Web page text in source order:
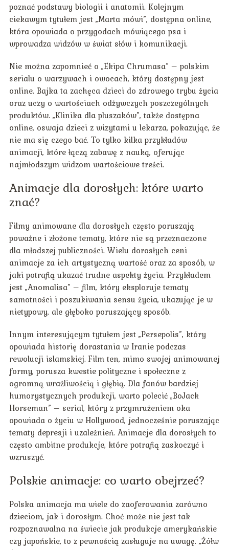
poznać podstawy biologii i anatomii. Kolejnym
ciekawym tytułem jest „Marta mówi”, dostępna online,
która opowiada o przygodach mówiącego psa i
wprowadza widzów w świat słów i komunikacji.
Nie można zapomnieć o „Ekipa Chrumasa” – polskim
serialu o warzywach i owocach, który dostępny jest
online. Bajka ta zachęca dzieci do zdrowego trybu życia
oraz uczy o wartościach odżywczych poszczególnych
produktów. „Klinika dla pluszaków”, także dostępna
online, oswaja dzieci z wizytami u lekarza, pokazując, że
nie ma się czego bać. To tylko kilka przykładów
animacji, które łączą zabawę z nauką, oferując
najmłodszym widzom wartościowe treści.
Animacje dla dorosłych: które warto
znać?
Filmy animowane dla dorosłych często poruszają
poważne i złożone tematy, które nie są przeznaczone
dla młodszej publiczności. Wielu dorosłych ceni
animacje za ich artystyczną wartość oraz za sposób, w
jaki potrafią ukazać trudne aspekty życia. Przykładem
jest „Anomalisa” – film, który eksploruje tematy
samotności i poszukiwania sensu życia, ukazując je w
nietypowy, ale głęboko poruszający sposób.
Innym interesującym tytułem jest „Persepolis”, który
opowiada historię dorastania w Iranie podczas
rewolucji islamskiej. Film ten, mimo swojej animowanej
formy, porusza kwestie polityczne i społeczne z
ogromną wrażliwością i głębią. Dla fanów bardziej
humorystycznych produkcji, warto polecić „BoJack
Horseman” – serial, który z przymrużeniem oka
opowiada o życiu w Hollywood, jednocześnie poruszając
tematy depresji i uzależnień. Animacje dla dorosłych to
często ambitne produkcje, które potrafią zaskoczyć i
wzruszyć.
Polskie animacje: co warto obejrzeć?
Polska animacja ma wiele do zaoferowania zarówno
dzieciom, jak i dorosłym. Choć może nie jest tak
rozpoznawalna na świecie jak produkcje amerykańskie
czy japońskie, to z pewnością zasługuje na uwagę. „Żółw